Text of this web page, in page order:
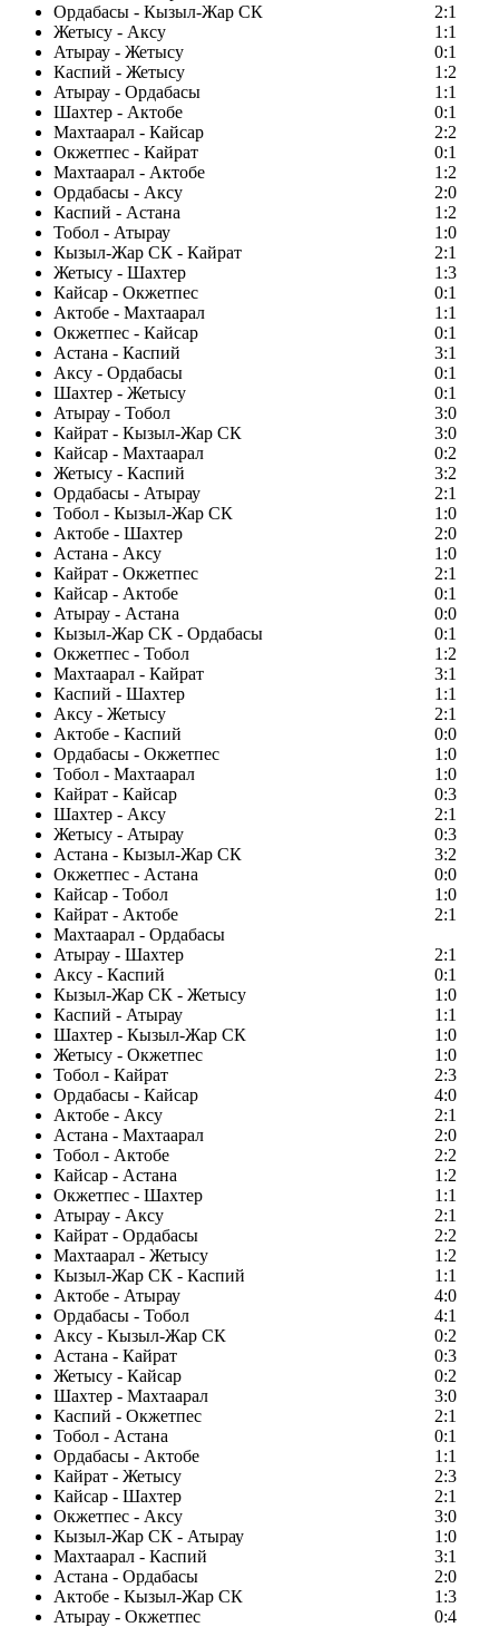
Ордабасы - Кызыл-Жар СК
2:1
Жетысу - Аксу
1:1
Атырау - Жетысу
0:1
Каспий - Жетысу
1:2
Атырау - Ордабасы
1:1
Шахтер - Актобе
0:1
Махтаарал - Кайсар
2:2
Окжетпес - Кайрат
0:1
Махтаарал - Актобе
1:2
Ордабасы - Аксу
2:0
Каспий - Астана
1:2
Тобол - Атырау
1:0
Кызыл-Жар СК - Кайрат
2:1
Жетысу - Шахтер
1:3
Кайсар - Окжетпес
0:1
Актобе - Махтаарал
1:1
Окжетпес - Кайсар
0:1
Астана - Каспий
3:1
Аксу - Ордабасы
0:1
Шахтер - Жетысу
0:1
Атырау - Тобол
3:0
Кайрат - Кызыл-Жар СК
3:0
Кайсар - Махтаарал
0:2
Жетысу - Каспий
3:2
Ордабасы - Атырау
2:1
Тобол - Кызыл-Жар СК
1:0
Актобе - Шахтер
2:0
Астана - Аксу
1:0
Кайрат - Окжетпес
2:1
Кайсар - Актобе
0:1
Атырау - Астана
0:0
Кызыл-Жар СК - Ордабасы
0:1
Окжетпес - Тобол
1:2
Махтаарал - Кайрат
3:1
Каспий - Шахтер
1:1
Аксу - Жетысу
2:1
Актобе - Каспий
0:0
Ордабасы - Окжетпес
1:0
Тобол - Махтаарал
1:0
Кайрат - Кайсар
0:3
Шахтер - Аксу
2:1
Жетысу - Атырау
0:3
Астана - Кызыл-Жар СК
3:2
Окжетпес - Астана
0:0
Кайсар - Тобол
1:0
Кайрат - Актобе
2:1
Махтаарал - Ордабасы
Атырау - Шахтер
2:1
Аксу - Каспий
0:1
Кызыл-Жар СК - Жетысу
1:0
Каспий - Атырау
1:1
Шахтер - Кызыл-Жар СК
1:0
Жетысу - Окжетпес
1:0
Тобол - Кайрат
2:3
Ордабасы - Кайсар
4:0
Актобе - Аксу
2:1
Астана - Махтаарал
2:0
Тобол - Актобе
2:2
Кайсар - Астана
1:2
Окжетпес - Шахтер
1:1
Атырау - Аксу
2:1
Кайрат - Ордабасы
2:2
Махтаарал - Жетысу
1:2
Кызыл-Жар СК - Каспий
1:1
Актобе - Атырау
4:0
Ордабасы - Тобол
4:1
Аксу - Кызыл-Жар СК
0:2
Астана - Кайрат
0:3
Жетысу - Кайсар
0:2
Шахтер - Махтаарал
3:0
Каспий - Окжетпес
2:1
Тобол - Астана
0:1
Ордабасы - Актобе
1:1
Кайрат - Жетысу
2:3
Кайсар - Шахтер
2:1
Окжетпес - Аксу
3:0
Кызыл-Жар СК - Атырау
1:0
Махтаарал - Каспий
3:1
Астана - Ордабасы
2:0
Актобе - Кызыл-Жар СК
1:3
Атырау - Окжетпес
0:4